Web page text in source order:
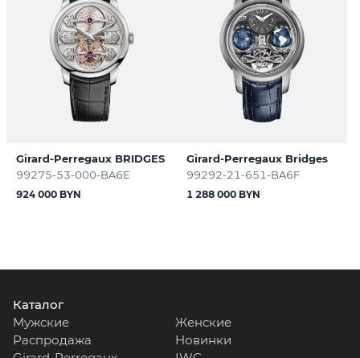
Girard-Perregaux BRIDGES
99275-53-000-BA6E
924 000 BYN
Girard-Perregaux Bridges
99292-21-651-BA6F
1 288 000 BYN
Каталог
Мужские
Женские
Распродажа
Новинки